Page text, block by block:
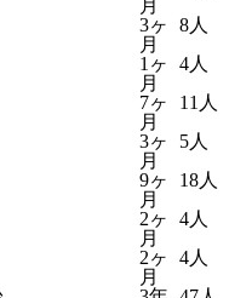
月
3ヶ
月
8人
1ヶ
月
4人
7ヶ
月
11人
3ヶ
月
5人
9ヶ
月
18人
2ヶ
月
4人
2ヶ
月
4人